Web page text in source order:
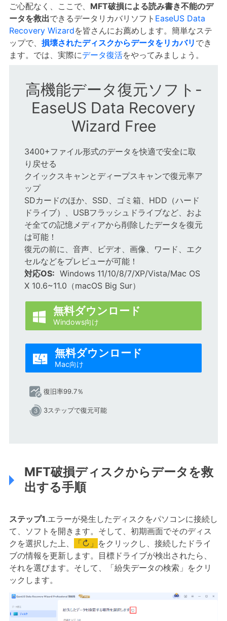
ご心配なく、ここで、 MFT破損による読み書き不能のデ
ータを救出できるデータリカバリソフト EaseUS Data
Recovery Wizardを皆さんにお薦めします。簡単なステ
ップで、 損壊されたディスクからデータをリカバリ でき
ます。では、実際にデータ復活をやってみましょう。
高機能データ復元ソフト-
EaseUS Data Recovery
Wizard Free
3400+ファイル形式のデータを快適で安全に取
り戻せる
クイックスキャンとディープスキャンで復元率ア
ップ
SDカードのほか、SSD、ゴミ箱、HDD（ハード
ドライブ）、USBフラッシュドライブなど、およ
そ全ての記憶メディアから削除したデータを復元
は可能！
復元の前に、音声、ビデオ、画像、ワード、エク
セルなどをプレビューが可能！
対応OS: Windows 11/10/8/7/XP/Vista/Mac OS
X 10.6~11.0（macOS Big Sur）
 無料ダウンロード
Windows向け
 無料ダウンロード
Mac向け
復旧率99.7％
3ステップで復元可能
MFT破損ディスクからデータを救
出する手順
ステップ1.エラーが発生したディスクをパソコンに接続し
て、ソフトを開きます。そして、初期画面でそのディス
クを選択した上、
「↻」 をクリックし、接続したドライ
ブの情報を更新します。目標ドライブが検出されたら、
それを選びます。そして、「紛失データの検索」をクリ
ックします。